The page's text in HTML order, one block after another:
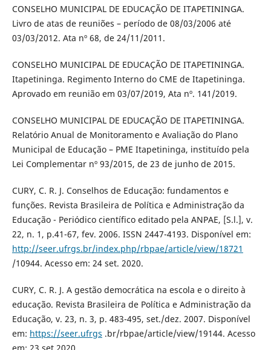
CONSELHO MUNICIPAL DE EDUCAÇÃO DE ITAPETININGA.
Livro de atas de reuniões – período de 08/03/2006 até
03/03/2012. Ata nº 68, de 24/11/2011.
CONSELHO MUNICIPAL DE EDUCAÇÃO DE ITAPETININGA.
Itapetininga. Regimento Interno do CME de Itapetininga.
Aprovado em reunião em 03/07/2019, Ata nº. 141/2019.
CONSELHO MUNICIPAL DE EDUCAÇÃO DE ITAPETININGA.
Relatório Anual de Monitoramento e Avaliação do Plano
Municipal de Educação – PME Itapetininga, instituído pela
Lei Complementar nº 93/2015, de 23 de junho de 2015.
CURY, C. R. J. Conselhos de Educação: fundamentos e
funções. Revista Brasileira de Política e Administração da
Educação - Periódico científico editado pela ANPAE, [S.l.], v.
22, n. 1, p.41-67, fev. 2006. ISSN 2447-4193. Disponível em:
http://seer.ufrgs.br/index.php/rbpae/article/view/18721
/10944. Acesso em: 24 set. 2020.
CURY, C. R. J. A gestão democrática na escola e o direito à
educação. Revista Brasileira de Política e Administração da
Educação, v. 23, n. 3, p. 483-495, set./dez. 2007. Disponível
em: https://seer.ufrgs .br/rbpae/article/view/19144. Acesso